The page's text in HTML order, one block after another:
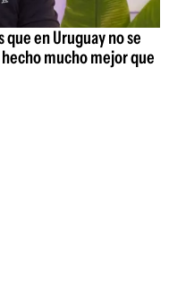
en Uruguay no se
mucho mejor que